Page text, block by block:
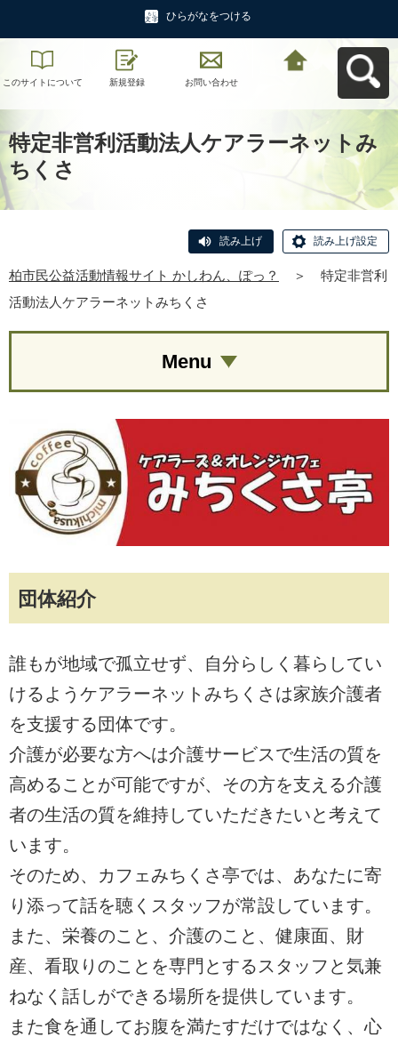
ひらがなをつける
このサイトについて 新規登録 お問い合わせ
特定非営利活動法人ケアラーネットみ
ちくさ
読み上げ 読み上げ設定
柏市民公益活動情報サイト かしわん、ぽっ？ ＞
特定非営利
活動法人ケアラーネットみちくさ
団体紹介
誰もが地域で孤立せず、自分らしく暮らしてい
けるようケアラーネットみちくさは家族介護者
を支援する団体です。
介護が必要な方へは介護サービスで生活の質を
高めることが可能ですが、その方を支える介護
者の生活の質を維持していただきたいと考えて
います。
そのため、カフェみちくさ亭では、あなたに寄
り添って話を聴くスタッフが常設しています。
また、栄養のこと、介護のこと、健康面、財
産、看取りのことを専門とするスタッフと気兼
ねなく話しができる場所を提供しています。
また食を通してお腹を満たすだけではなく、心
Menu